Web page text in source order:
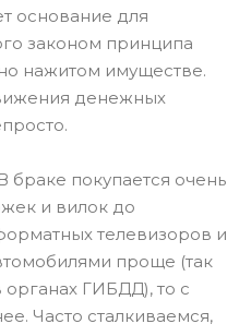
основание для
законом принципа
нажитом имуществе.
денежных
В браке покупается очень
и вилок до
телевизоров и
проще (так
органах ГИБДД), то с
Часто сталкиваемся,